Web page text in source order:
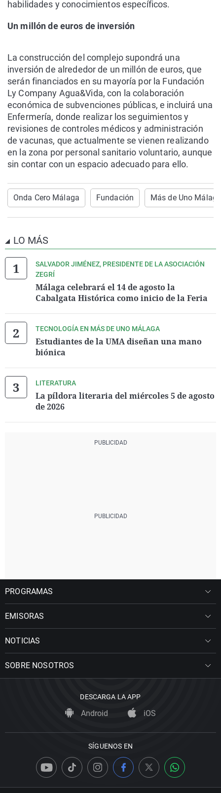
habilidades y conocimientos específicos.
Un millón de euros de inversión
La construcción del complejo supondrá una
inversión de alrededor de un millón de euros, que
serán financiados en su mayoría por la Fundación
Ly Company Agua&Vida, con la colaboración
económica de subvenciones públicas, e incluirá una
Enfermería, donde realizar los seguimientos y
revisiones de controles médicos y administración
de vacunas, que actualmente se vienen realizando
en la zona por personal sanitario voluntario, aunque
sin contar con un espacio adecuado para ello.
Onda Cero Málaga Fundación Más de Uno
LO MÁS
SALVADOR JIMÉNEZ, PRESIDENTE DE LA ASOCIACIÓN
ZEGRÍ
Málaga celebrará el 14 de agosto la
Cabalgata Histórica como inicio de la Feria
TECNOLOGÍA EN MÁS DE UNO MÁLAGA
Estudiantes de la UMA diseñan una mano
biónica
LITERATURA
La píldora literaria del miércoles 5 de agosto
de 2026
PROGRAMAS
EMISORAS
NOTICIAS
SOBRE NOSOTROS
DESCARGA LA APP
Android iOS
SÍGUENOS EN